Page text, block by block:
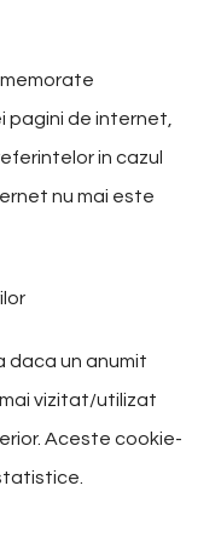
pagini de internet,
in cazul
nu mai este
daca un anumit
vizitat/utilizat
Aceste cookie-